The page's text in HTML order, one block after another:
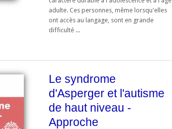
adulte. Ces personnes, même lorsqu'elles
ont accès au langage, sont en grande
difficulté ...
Le syndrome
d'Asperger et l'autisme
de haut niveau -
Approche